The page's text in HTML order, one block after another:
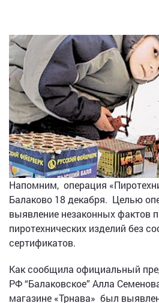
Напомним, операция
Балаково 18 декабря. Целью
выявление незаконных фактов
пиротехнических изделий без
сертификатов.
Как сообщила официальный
РФ “Балаковское” Алла
магазине «Трнава» был